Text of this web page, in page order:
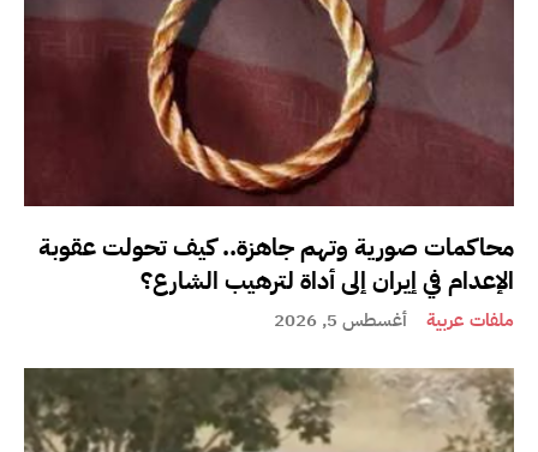
محاكمات صورية وتهم جاهزة.. كيف تحولت عقوبة
الإعدام في إيران إلى أداة لترهيب الشارع؟
ملفات عربية أغسطس 5, 2026